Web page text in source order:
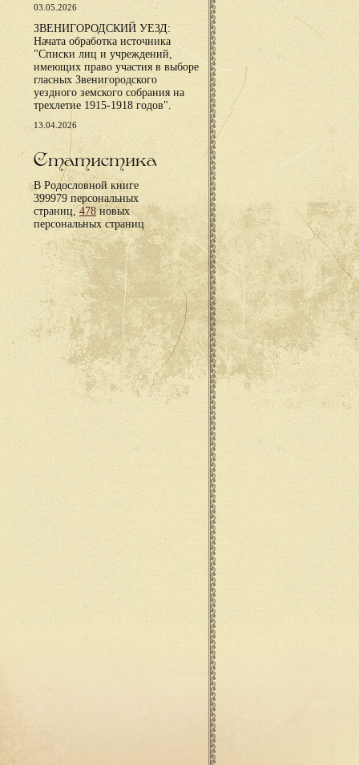
03.05.2026
ЗВЕНИГОРОДСКИЙ УЕЗД:
Начата обработка источника
"Списки лиц и учреждений,
имеющих право участия в выборе
гласных Звенигородского
уездного земского собрания на
трехлетие 1915-1918 годов".
13.04.2026
Статистика
В Родословной книге
399979 персональных
страниц,478новых
персональных страниц